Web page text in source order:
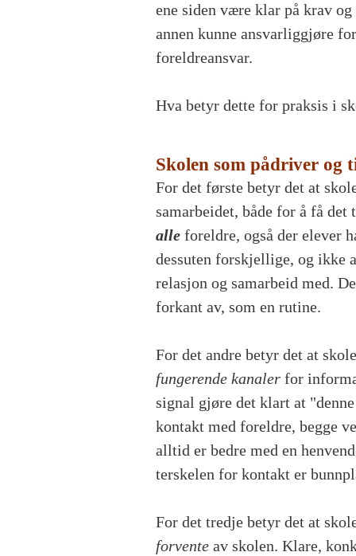
ene siden være klar på krav
annen kunne ansvarliggjøre
foreldreansvar.
Hva betyr dette for praksis i
Skolen som pådriver og
For det første betyr det at
samarbeidet, både for å få
alle foreldre, også der elever
dessuten forskjellige, og ikke
relasjon og samarbeid med.
forkant av, som en rutine.
For det andre betyr det at
fungerende kanaler for
signal gjøre det klart at
kontakt med foreldre, begge
alltid er bedre med en
terskelen for kontakt er
For det tredje betyr det at
forvente av skolen. Klare,